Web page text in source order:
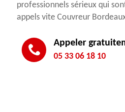
professionnels sérieux qui
appels vite Couvreur
Appeler
05 33 06 18 10